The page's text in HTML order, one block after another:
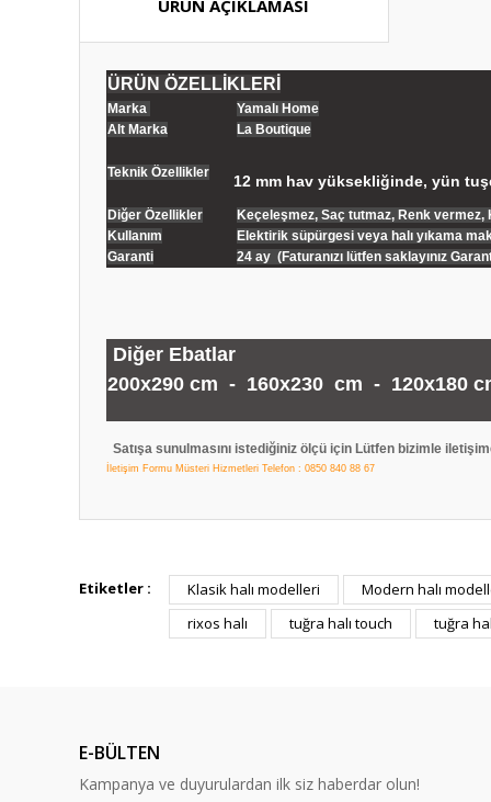
ÜRÜN AÇIKLAMASI
ÜRÜN ÖZELLİKLERİ
Marka
Yamalı Home
Alt Marka
La Boutique
Teknik Özellikler 12 mm hav yüksekliğinde, yün
Diğer Özellikler
Keçeleşmez, Saç tutmaz, Renk vermez,
Kullanım
Elektirik süpürgesi veya halı yıkama
Garanti
24 ay (Faturanızı lütfen saklayınız
Diğer Ebatlar
200x290 cm - 160x230 cm - 120x180
Satışa sunulmasını istediğiniz ölçü için Lütfen bizimle
İletişim Formu Müsteri Hizmetleri Telefon : 0850 840 88 67
Görüş ve önerileriniz için teşekkür ederiz.
Ürün resmi kalitesiz, bozuk veya görüntülenemiyor.
Bu ürüne benzer farklı alternatifler olmalı.
Etiketler : Klasik halı modelleri Modern halı
rixos halı
tuğra halı touch tuğra
E-BÜLTEN
Kampanya ve duyurulardan ilk siz haberdar olun!